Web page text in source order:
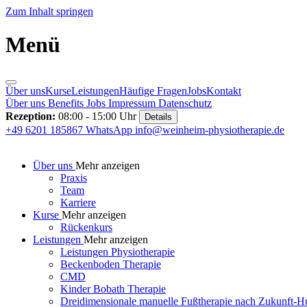
Zum Inhalt springen
Menü
Über unsKurseLeistungenHäufige FragenJobsKontakt
Über uns Benefits Jobs Impressum Datenschutz
Rezeption: 08:00 - 15:00 Uhr Details
+49 6201 185867 WhatsApp info@weinheim-physiotherapie.de
Über uns Mehr anzeigen
Praxis
Team
Karriere
Kurse Mehr anzeigen
Rückenkurs
Leistungen Mehr anzeigen
Leistungen Physiotherapie
Beckenboden Therapie
CMD
Kinder Bobath Therapie
Dreidimensionale manuelle Fußtherapie nach Zukunft-